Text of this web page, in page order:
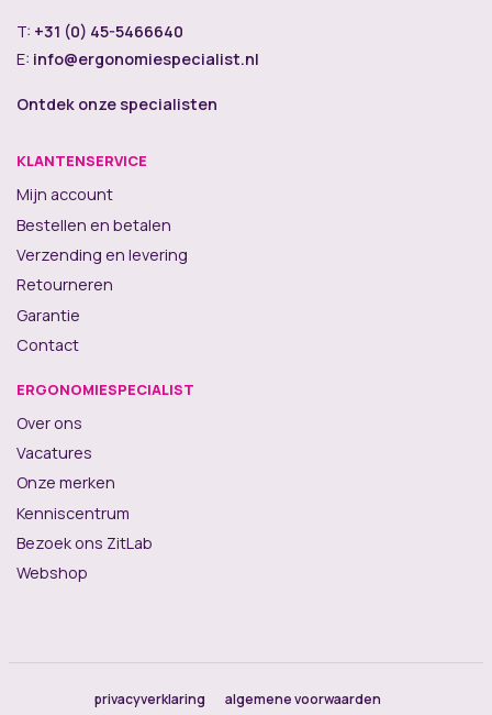
T: +31 (0) 45-5466640
E: info@ergonomiespecialist.nl
Ontdek onze specialisten
KLANTENSERVICE
Mijn account
Bestellen en betalen
Verzending en levering
Retourneren
Garantie
Contact
ERGONOMIESPECIALIST
Over ons
Vacatures
Onze merken
Kenniscentrum
Bezoek ons ZitLab
Webshop
privacyverklaring
algemene voorwaarden